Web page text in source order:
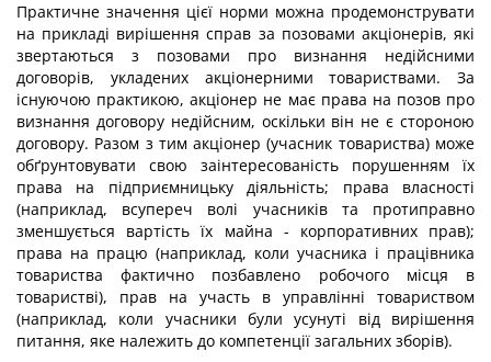
Практичне значення цієї норми можна продемонструвати
на прикладі вирішення справ за позовами акціонерів, які
звертаються з позовами про визнання недійсними
договорів, укладених акціонерними товариствами. За
існуючою практикою, акціонер не має права на позов про
визнання договору недійсним, оскільки він не є стороною
договору. Разом з тим акціонер (учасник товариства) може
обґрунтовувати свою заінтересованість порушенням їх
права на підприємницьку діяльність; права власності
(наприклад, всупереч волі учасників та протиправно
зменшується вартість їх майна - корпоративних прав);
права на працю (наприклад, коли учасника і працівника
товариства фактично позбавлено робочого місця в
товаристві), прав на участь в управлінні товариством
(наприклад, коли учасники були усунуті від вирішення
питання, яке належить до компетенції загальних зборів).